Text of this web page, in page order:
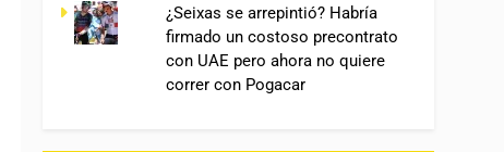
¿Seixas se arrepintió? Habría
firmado un costoso precontrato
con UAE pero ahora no quiere
correr con Pogacar